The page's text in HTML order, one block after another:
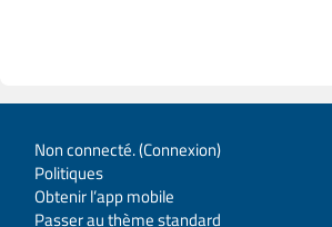
Non connecté. (Connexion)
Politiques
Obtenir l’app mobile
Passer au thème standard